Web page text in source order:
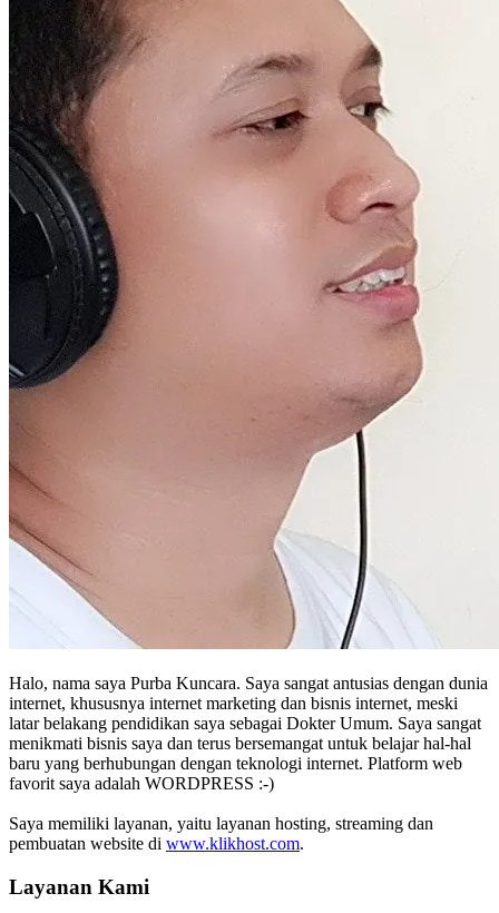
Halo, nama saya Purba Kuncara. Saya sangat antusias dengan dunia
internet, khususnya internet marketing dan bisnis internet, meski
latar belakang pendidikan saya sebagai Dokter Umum. Saya sangat
menikmati bisnis saya dan terus bersemangat untuk belajar hal-hal
baru yang berhubungan dengan teknologi internet. Platform web
favorit saya adalah WORDPRESS :-)
Saya memiliki layanan, yaitu layanan hosting, streaming dan
pembuatan website di www.klikhost.com.
Layanan Kami